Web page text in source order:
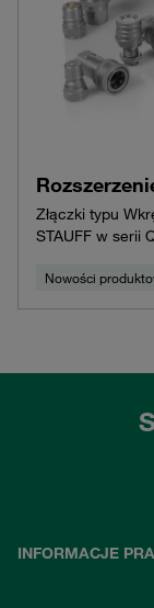
Złączki typu
STAUFF w serii
Nowości
INFORMACJE